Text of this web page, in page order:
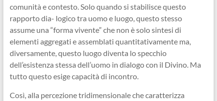
comunità e contesto. Solo quando si stabilisce questo
rapporto dia- logico tra uomo e luogo, questo stesso
assume una “forma vivente” che non è solo sintesi di
elementi aggregati e assemblati quantitativamente ma,
diversamente, questo luogo diventa lo specchio
dell’esistenza stessa dell’uomo in dialogo con il Divino. Ma
tutto questo esige capacità di incontro.
Così, alla percezione tridimensionale che caratterizza